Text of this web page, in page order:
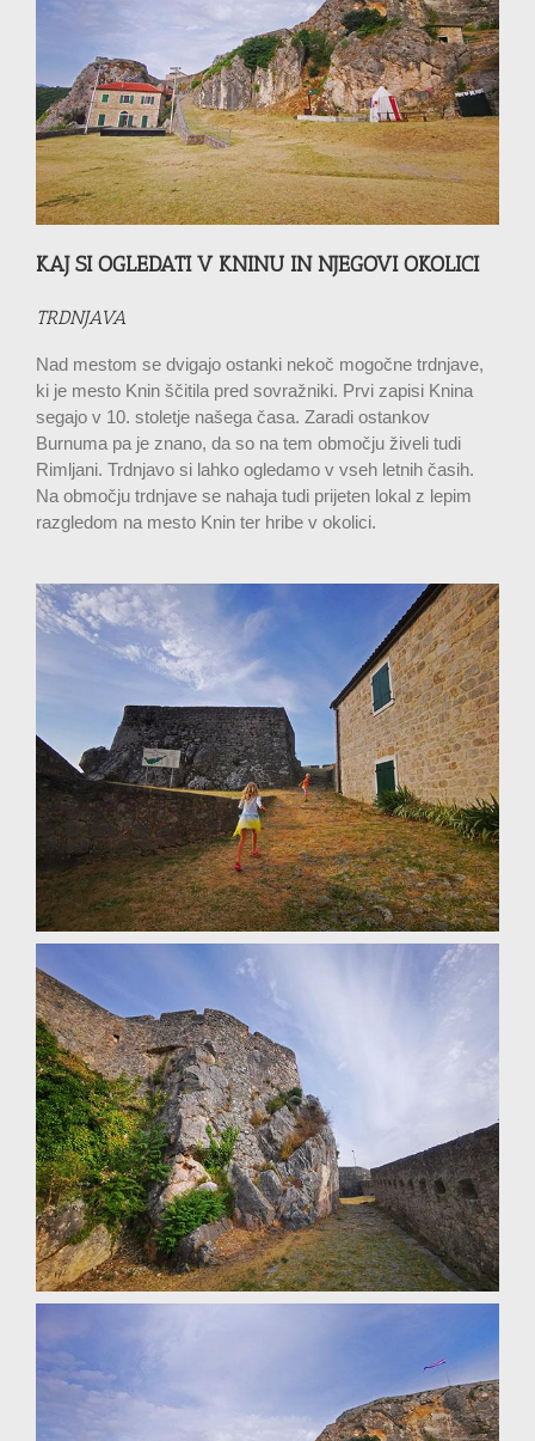
KAJ SI OGLEDATI V KNINU IN NJEGOVI OKOLICI
TRDNJAVA
Nad mestom se dvigajo ostanki nekoč mogočne trdnjave,
ki je mesto Knin ščitila pred sovražniki. Prvi zapisi Knina
segajo v 10. stoletje našega časa. Zaradi ostankov
Burnuma pa je znano, da so na tem območju živeli tudi
Rimljani. Trdnjavo si lahko ogledamo v vseh letnih časih.
Na območju trdnjave se nahaja tudi prijeten lokal z lepim
razgledom na mesto Knin ter hribe v okolici.